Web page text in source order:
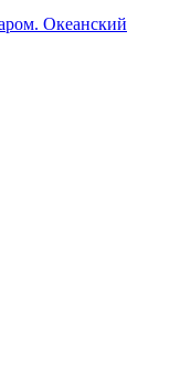
Океанский